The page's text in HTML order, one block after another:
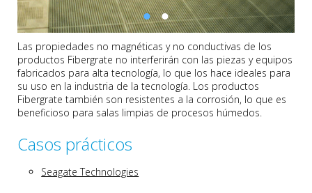
Las propiedades no magnéticas y no conductivas de los
productos Fibergrate no interferirán con las piezas y equipos
fabricados para alta tecnología, lo que los hace ideales para
su uso en la industria de la tecnología. Los productos
Fibergrate también son resistentes a la corrosión, lo que es
beneficioso para salas limpias de procesos húmedos.
Casos prácticos
Seagate Technologies